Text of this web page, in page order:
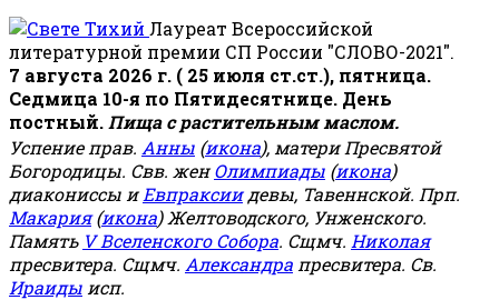
Лауреат Всероссийской
литературной премии СП России "СЛОВО-2021".
7 августа 2026 г. ( 25 июля ст.ст.), пятница.
Седмица 10-я по Пятидесятнице. День
постный. Пища с растительным маслом.
Успение прав. Анны (икона), матери Пресвятой
Богородицы. Свв. женОлимпиады (икона)
диакониссы иЕвпраксиидевы, Тавеннской. Прп.
Макария(икона) Желтоводского, Унженского.
Память V Вселенского Собора. Сщмч. Николая
пресвитера. Сщмч. Александра пресвитера. Св.
Ираиды исп.